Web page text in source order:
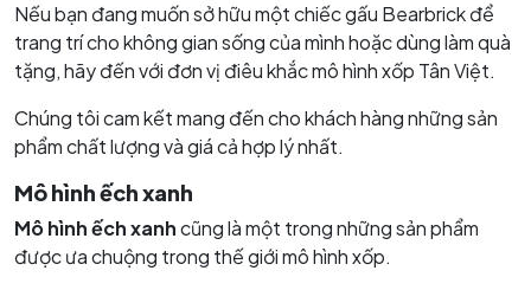
Nếu bạn đang muốn sở hữu một chiếc gấu Bearbrick để
trang trí cho không gian sống của mình hoặc dùng làm quà
tặng, hãy đến với đơn vị điêu khắc mô hình xốp Tân Việt.
Chúng tôi cam kết mang đến cho khách hàng những sản
phẩm chất lượng và giá cả hợp lý nhất.
Mô hình ếch xanh
Mô hình ếch xanhcũng là một trong những sản phẩm
được ưa chuộng trong thế giới mô hình xốp.